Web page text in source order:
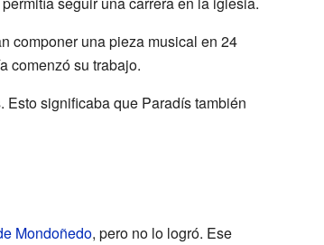
componer una pieza musical en 24
comenzó su trabajo.
significaba que Paradís también
Mondoñedo, pero no lo logró. Ese